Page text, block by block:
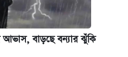
আভাস, বাড়ছে বন্যার ঝুঁকি